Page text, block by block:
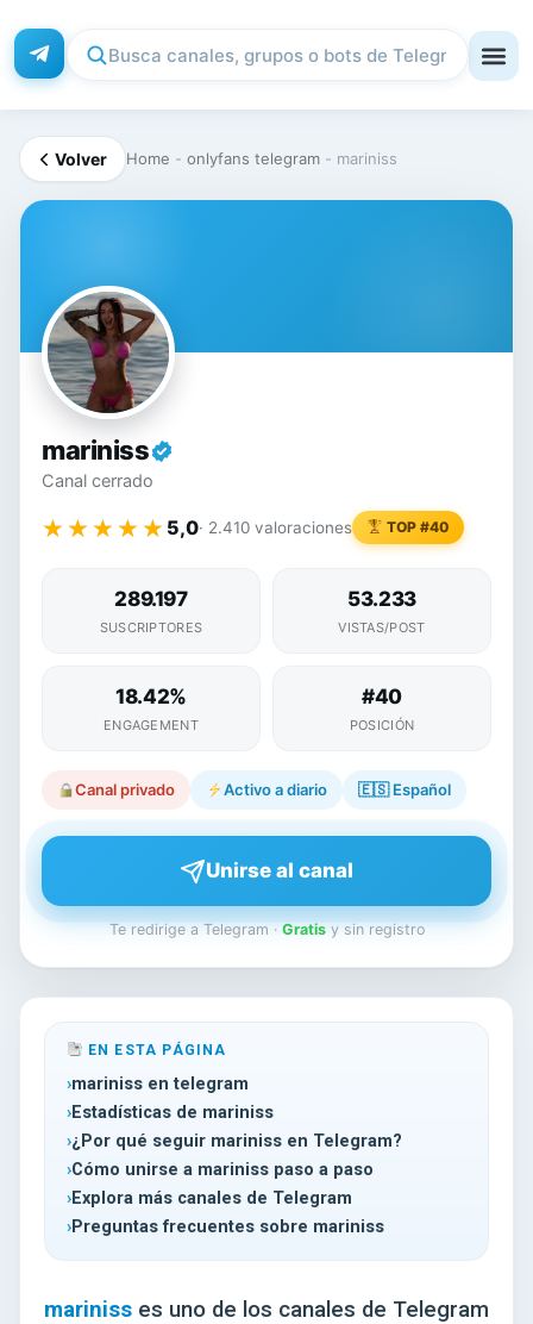
Volver Home - onlyfans telegram - mariniss
MA
mariniss
Canal cerrado
★★★★★
★★★★★ 5,0· 2.410 valoraciones TOP #40
289.197
SUSCRIPTORES
53.233
VISTAS/POST
18.42%
ENGAGEMENT
#40
POSICIÓN
Canal privado Activo a diario 🇪🇸Español
Unirse al canal
Te redirige a Telegram · Gratisy sin registro
EN ESTA PÁGINA
mariniss en telegram
Estadísticas de mariniss
¿Por qué seguir mariniss en Telegram?
Cómo unirse a mariniss paso a paso
Explora más canales de Telegram
Preguntas frecuentes sobre mariniss
mariniss es uno de los canales de Telegram